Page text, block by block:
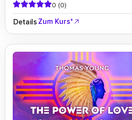
0 (0)
Details Zum Kurs*